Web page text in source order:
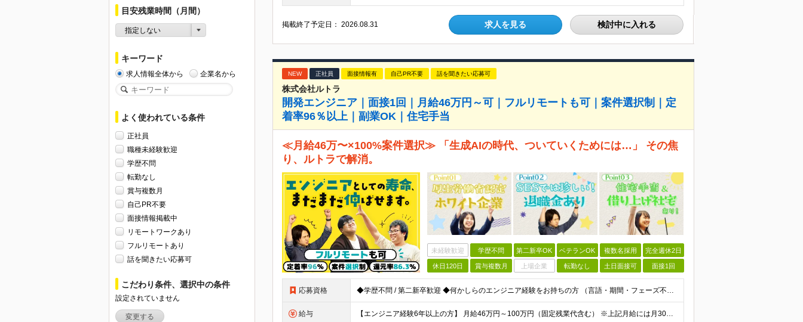
目安残業時間（月間）
指定しない
キーワード
求人情報全体から 企業名から
よく使われている条件
正社員
職種未経験歓迎
学歴不問
転勤なし
賞与複数月
自己PR不要
面接情報掲載中
リモートワークあり
フルリモートあり
話を聞きたい応募可
こだわり条件、選択中の条件
設定されていません
変更する
掲載終了予定日：2026.08.31 求人を見る 検討中に入れる
NEW 正社員 面接情報有 自己PR不要 話を聞きたい応募可
株式会社ルトラ
開発エンジニア｜面接1回｜月給46万円～可｜フルリモートも可｜案件選択制｜定
着率96％以上｜副業OK｜住宅手当
≪月給46万〜×100%案件選択≫ 「生成AIの時代、ついていくためには…」 その焦
り、ルトラで解消。
未経験歓迎 学歴不問 第二新卒OK ベテランOK 複数名採用 完全週休2日
休日120日 賞与複数月 上場企業 転勤なし 土日面接可 面接1回
応募資格 ◆学歴不問 / 第二新卒歓迎 ◆何かしらのエンジニア経験をお持ちの方 （言語・期間・フェーズ不問） 経験浅めの方も遠慮なくご応募ください！ ■入社前Q＆A ────── ◎実力に見合った報酬が手に
給与 【エンジニア経験6年以上の方】 月給46万円～100万円（固定残業代含む） ※上記月給には月30時間分の固定残業代（月8万7,400円～月19万円）を含む。超過分は全額支給。 【エンジニア経験4年以